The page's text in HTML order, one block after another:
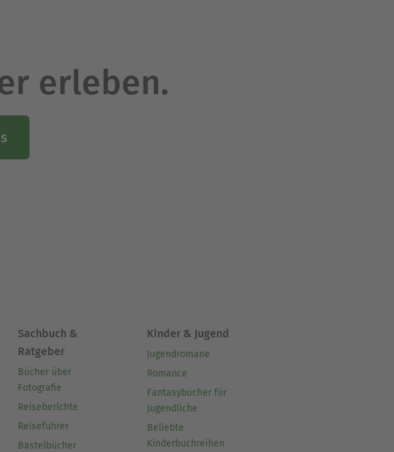
erleben.
Sachbuch &
Ratgeber
Bücher über
Fotografie
Reiseberichte
Reiseführer
Bastelbücher
Kinder & Jugend
Jugendromane
Romance
Fantasybücher für
Jugendliche
Beliebte
Kinderbuchreihen